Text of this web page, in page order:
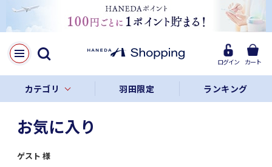
ログイン カート
カテゴリ 羽田限定 ランキング
お気に入り
ゲスト 様